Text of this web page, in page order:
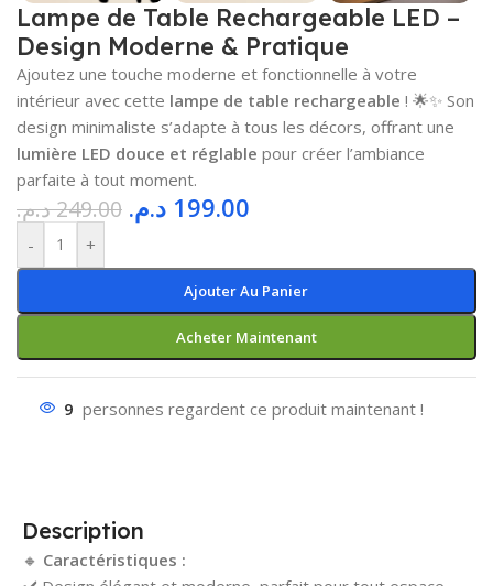
Lampe de Table Rechargeable LED –
Design Moderne & Pratique
Ajoutez une touche moderne et fonctionnelle à votre
intérieur avec cette lampe de table rechargeable ! 🌟✨ Son
design minimaliste s’adapte à tous les décors, offrant une
lumière LED douce et réglable pour créer l’ambiance
parfaite à tout moment.
249.00د.م. 199.00 د.م.
- +
Ajouter Au Panier
Acheter Maintenant
9 personnes regardent ce produit maintenant !
Description
🔸 Caractéristiques :